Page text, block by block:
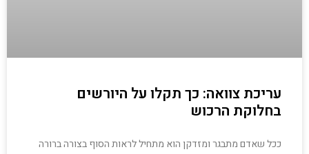
עריכת צוואה: כך תקלו על היורשים
בחלוקת הרכוש
ככל שאדם מתבגר ומזדקן הוא מתחיל לראות הסוף בצורה ברורה